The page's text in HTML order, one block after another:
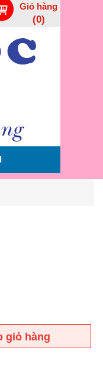
Giỏ hàng
(0)
giỏ hàng